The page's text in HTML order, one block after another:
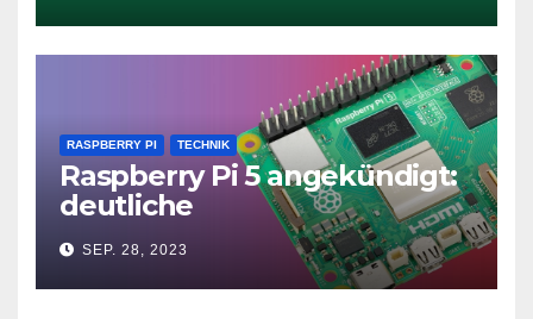
RASPBERRY PI TECHNIK
Raspberry Pi 5 angekündigt:
deutliche
Leistungssteigerung und bis
zu 2x 4K60
SEP. 28, 2023